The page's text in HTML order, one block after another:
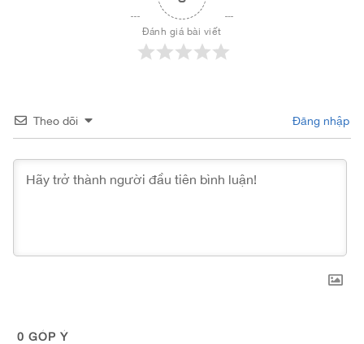
Đánh giá bài viết
Theo dõi Đăng nhập
0 GÓP Ý